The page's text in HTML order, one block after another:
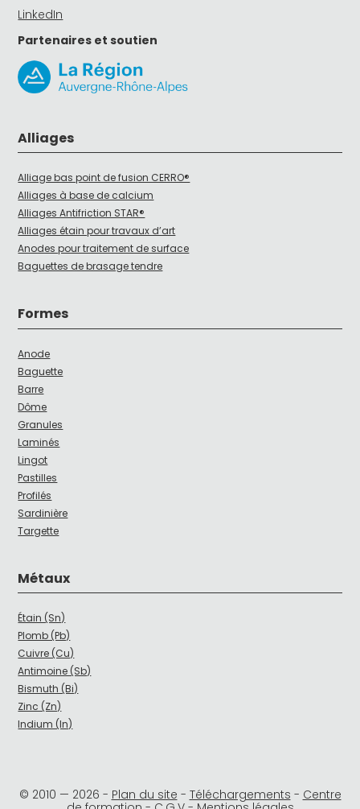
LinkedIn
Partenaires et soutien
Alliages
Alliage bas point de fusion CERRO®
Alliages à base de calcium
Alliages Antifriction STAR®
Alliages étain pour travaux d’art
Anodes pour traitement de surface
Baguettes de brasage tendre
Formes
Anode
Baguette
Barre
Dôme
Granules
Laminés
Lingot
Pastilles
Profilés
Sardinière
Targette
Métaux
Étain (Sn)
Plomb (Pb)
Cuivre (Cu)
Antimoine (Sb)
Bismuth (Bi)
Zinc (Zn)
Indium (In)
© 2010 — 2026 - Plan du site - Téléchargements - Centre